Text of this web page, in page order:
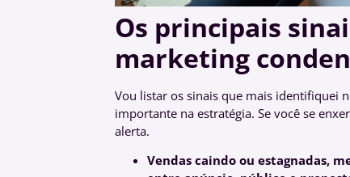
Os principais
marketing
Vou listar os sinais que mais identifiquei
importante na estratégia. Se você se
alerta.
Vendas caindo ou estagnadas,